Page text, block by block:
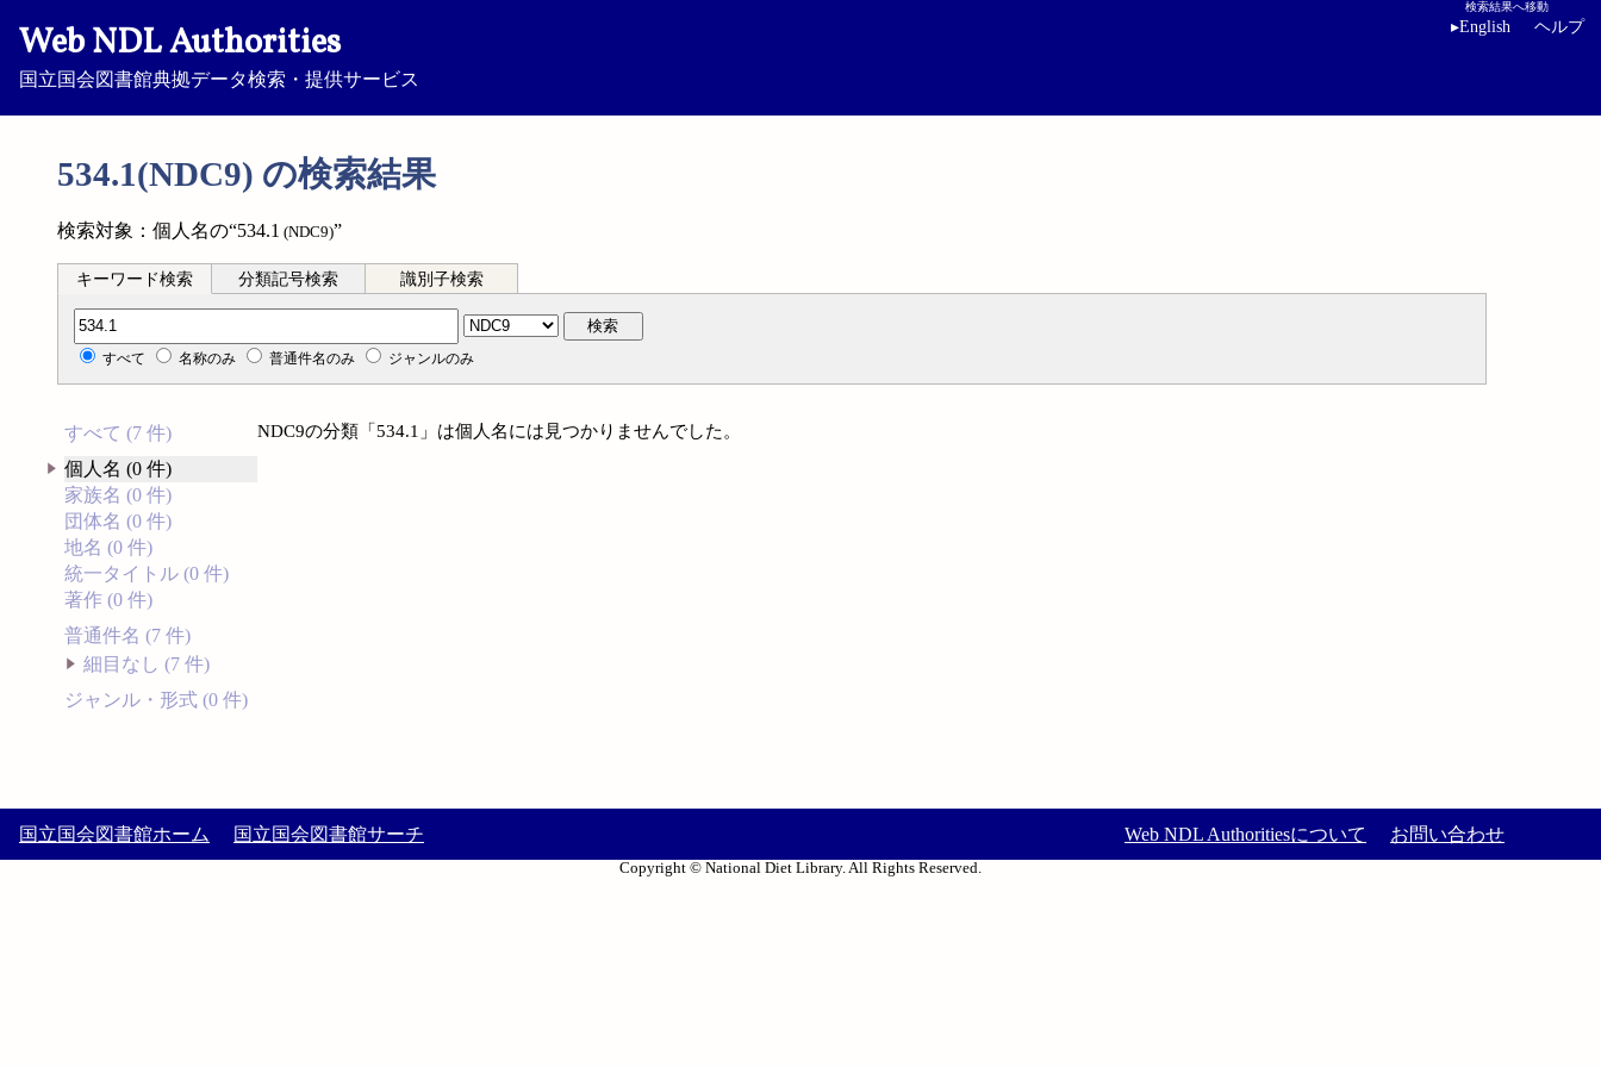
Web NDL Authorities
国立国会図書館典拠データ検索・提供サービス
検索結果へ移動
▸English ヘルプ
534.1(NDC9) の検索結果
検索対象：個人名の“534.1 (NDC9)”
キーワード検索 分類記号検索 識別子検索
分類記号検索 検索
すべて 名称のみ 普通件名のみ ジャンルのみ
すべて (7 件)
個人名 (0 件)
家族名 (0 件)
団体名 (0 件)
地名 (0 件)
統一タイトル (0 件)
著作 (0 件)
普通件名 (7 件)
細目なし (7 件)
ジャンル・形式 (0 件)
NDC9の分類「534.1」は個人名には見つかりませんでした。
国立国会図書館ホーム 国立国会図書館サーチ Web NDL Authoritiesについて お問い合わせ
Copyright © National Diet Library. All Rights Reserved.